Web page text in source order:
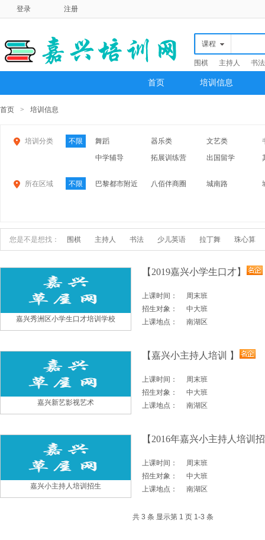
登录 注册
课程
围棋 主持人 书法
首页 培训信息
首页 > 培训信息
培训分类 不限 舞蹈 器乐类 文艺类
中学辅导
拓展训练营 出国留学
所在区域 不限 巴黎都市附近 八佰伴商圈 城南路
您是不是想找： 围棋 主持人 书法 少儿英语 拉丁舞 珠心算
嘉兴秀洲区小学生口才培训学校
【2019嘉兴小学生口才】
上课时间：
周末班
招生对象：
中大班
上课地点：
南湖区
嘉兴新艺影视艺术
【嘉兴小主持人培训 】
上课时间：
周末班
招生对象：
中大班
上课地点：
南湖区
嘉兴小主持人培训招生
【2016年嘉兴小主持人培训
上课时间：
周末班
招生对象：
中大班
上课地点：
南湖区
共 3 条 显示第 1 页 1-3 条